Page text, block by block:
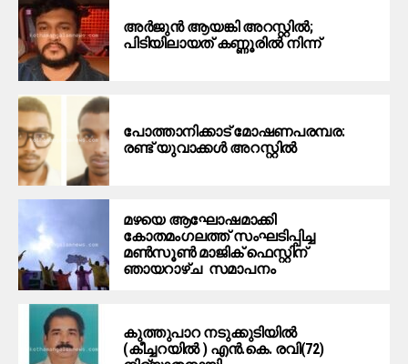
അർജുൻ ആയങ്കി അറസ്റ്റിൽ;
പിടിയിലായത് കണ്ണൂരിൽ നിന്ന്
പോത്താനിക്കാട് മോഷണപരമ്പര:
രണ്ട് യുവാക്കൾ അറസ്റ്റിൽ
മഴയെ ആഘോഷമാക്കി
കോതമംഗലത്ത് സംഘടിപ്പിച്ച
മൺസൂൺ മാജിക് ഫെസ്റ്റിന്
ഞായറാഴ്ച സമാപനം
കുത്തുപാറ നടുക്കുടിയിൽ
(കീച്ചറയിൽ ) എൻ.കെ. രവി(72)